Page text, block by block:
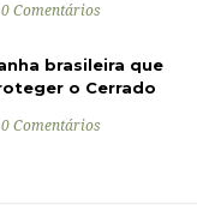
0 Comentários
brasileira que
o Cerrado
0 Comentários